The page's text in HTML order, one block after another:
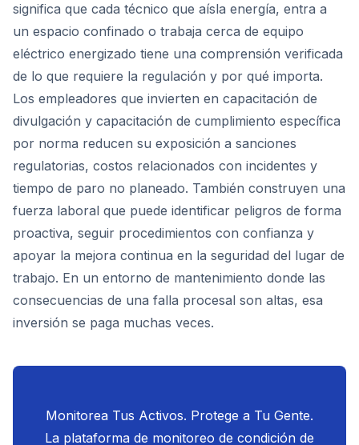
significa que cada técnico que aísla energía, entra a
un espacio confinado o trabaja cerca de equipo
eléctrico energizado tiene una comprensión verificada
de lo que requiere la regulación y por qué importa.
Los empleadores que invierten en capacitación de
divulgación y capacitación de cumplimiento específica
por norma reducen su exposición a sanciones
regulatorias, costos relacionados con incidentes y
tiempo de paro no planeado. También construyen una
fuerza laboral que puede identificar peligros de forma
proactiva, seguir procedimientos con confianza y
apoyar la mejora continua en la seguridad del lugar de
trabajo. En un entorno de mantenimiento donde las
consecuencias de una falla procesal son altas, esa
inversión se paga muchas veces.
Monitorea Tus Activos. Protege a Tu Gente.
La plataforma de monitoreo de condición de